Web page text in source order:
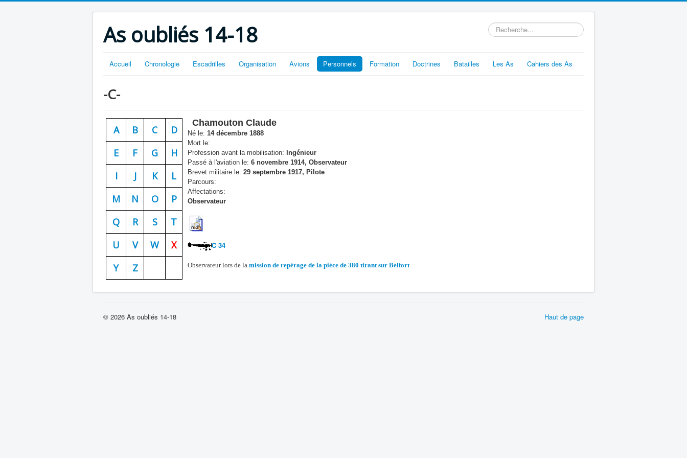
As oubliés 14-18 Rechercher
Accueil Chronologie Escadrilles Organisation Avions Personnels Formation Doctrines Batailles Les As Cahiers des As
-C-
A B C
D
E
F G
H
I
J K
L
M
N O
P
Q
R S
T
U
V W
X
Y
Z
Chamouton Claude
Né le: 14 décembre 1888
Mort le:
Profession avant la mobilisation: Ingénieur
Passé à l'aviation le: 6 novembre 1914, Observateur
Brevet militaire le: 29 septembre 1917, Pilote
Parcours:
Affectations:
Observateur
C 34
Observateur lors de la mission de repérage de la pièce de 380 tirant sur Belfort
Haut de page
© 2026 As oubliés 14-18